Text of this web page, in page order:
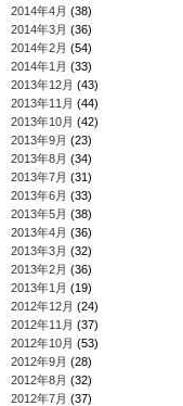
2014年4月 (38)
2014年3月 (36)
2014年2月 (54)
2014年1月 (33)
2013年12月 (43)
2013年11月 (44)
2013年10月 (42)
2013年9月 (23)
2013年8月 (34)
2013年7月 (31)
2013年6月 (33)
2013年5月 (38)
2013年4月 (36)
2013年3月 (32)
2013年2月 (36)
2013年1月 (19)
2012年12月 (24)
2012年11月 (37)
2012年10月 (53)
2012年9月 (28)
2012年8月 (32)
2012年7月 (37)